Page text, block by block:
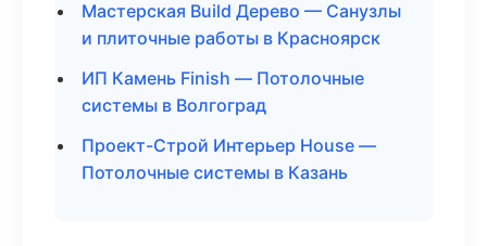
Мастерская Build Дерево — Санузлы
и плиточные работы в Красноярск
ИП Камень Finish — Потолочные
системы в Волгоград
Проект-Строй Интерьер House —
Потолочные системы в Казань